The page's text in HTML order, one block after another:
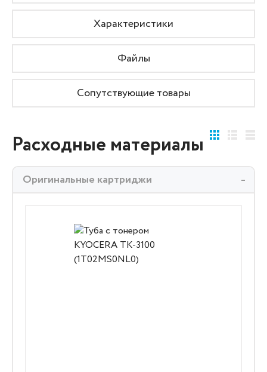
Характеристики
Файлы
Сопутствующие товары
Расходные материалы
Оригинальные картриджи